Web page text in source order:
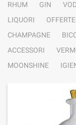
RHUM GIN
LIQUORI
OFFERTE
CHAMPAGNE
ACCESSORI
MOONSHINE